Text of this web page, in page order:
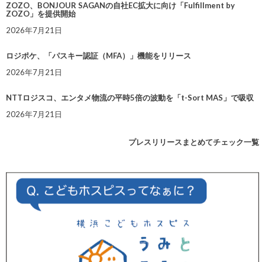
ZOZO、BONJOUR SAGANの自社EC拡大に向け「Fulfillment by
ZOZO」を提供開始
2026年7月21日
ロジポケ、「パスキー認証（MFA）」機能をリリース
2026年7月21日
NTTロジスコ、エンタメ物流の平時5倍の波動を「t-Sort MAS」で吸収
2026年7月21日
プレスリリースまとめてチェック一覧